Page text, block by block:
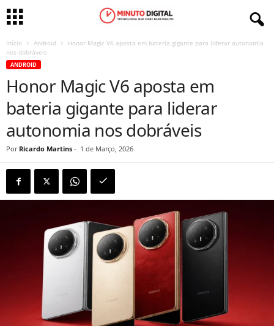
Início Android
Honor Magic V6 aposta em bateria gigante para liderar autonomia
nos dobráveis
ANDROID
Honor Magic V6 aposta em
bateria gigante para liderar
autonomia nos dobráveis
Por Ricardo Martins - 1 de Março, 2026